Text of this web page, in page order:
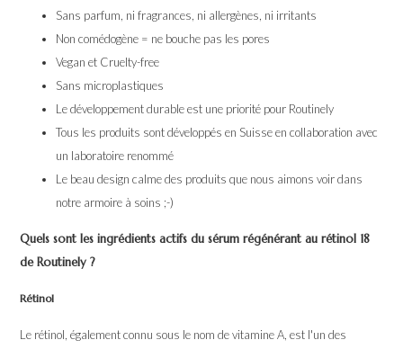
Sans parfum, ni fragrances, ni allergènes, ni irritants
Non comédogène = ne bouche pas les pores
Vegan et Cruelty-free
Sans microplastiques
Le développement durable est une priorité pour Routinely
Tous les produits sont développés en Suisse en collaboration avec
un laboratoire renommé
Le beau design calme des produits que nous aimons voir dans
notre armoire à soins ;-)
Quels sont les ingrédients actifs du sérum régénérant au rétinol 18
de Routinely ?
Rétinol
Le rétinol, également connu sous le nom de vitamine A, est l'un des